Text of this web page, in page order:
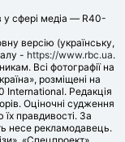
у сфері медіа — R40-
версію (українську,
- https://www.rbc.ua.
Всі фотографії на
розміщені на
International. Редакція
Оціночні судження
правдивості. За
несе рекламодавець.